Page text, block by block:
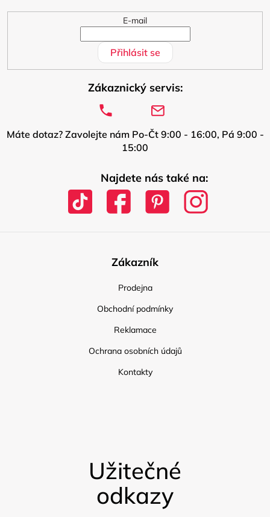
E-mail
Přihlásit se
Zákaznický servis:
Máte dotaz? Zavolejte nám Po-Čt 9:00 - 16:00, Pá 9:00 -
15:00
Najdete nás také na:
Zákazník
Prodejna
Obchodní podmínky
Reklamace
Ochrana osobních údajů
Kontakty
Užitečné
odkazy